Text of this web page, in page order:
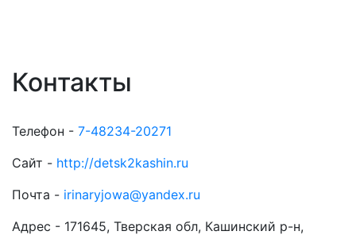
Контакты
Телефон - 7-48234-20271
Сайт - http://detsk2kashin.ru
Почта - irinaryjowa@yandex.ru
Адрес - 171645, Тверская обл, Кашинский р-н,